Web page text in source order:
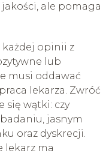
ale pomaga
opinii z
lub
musi oddawać
lekarza. Zwróć
się wątki: czy
jasnym
oraz dyskrecji.
lekarz ma